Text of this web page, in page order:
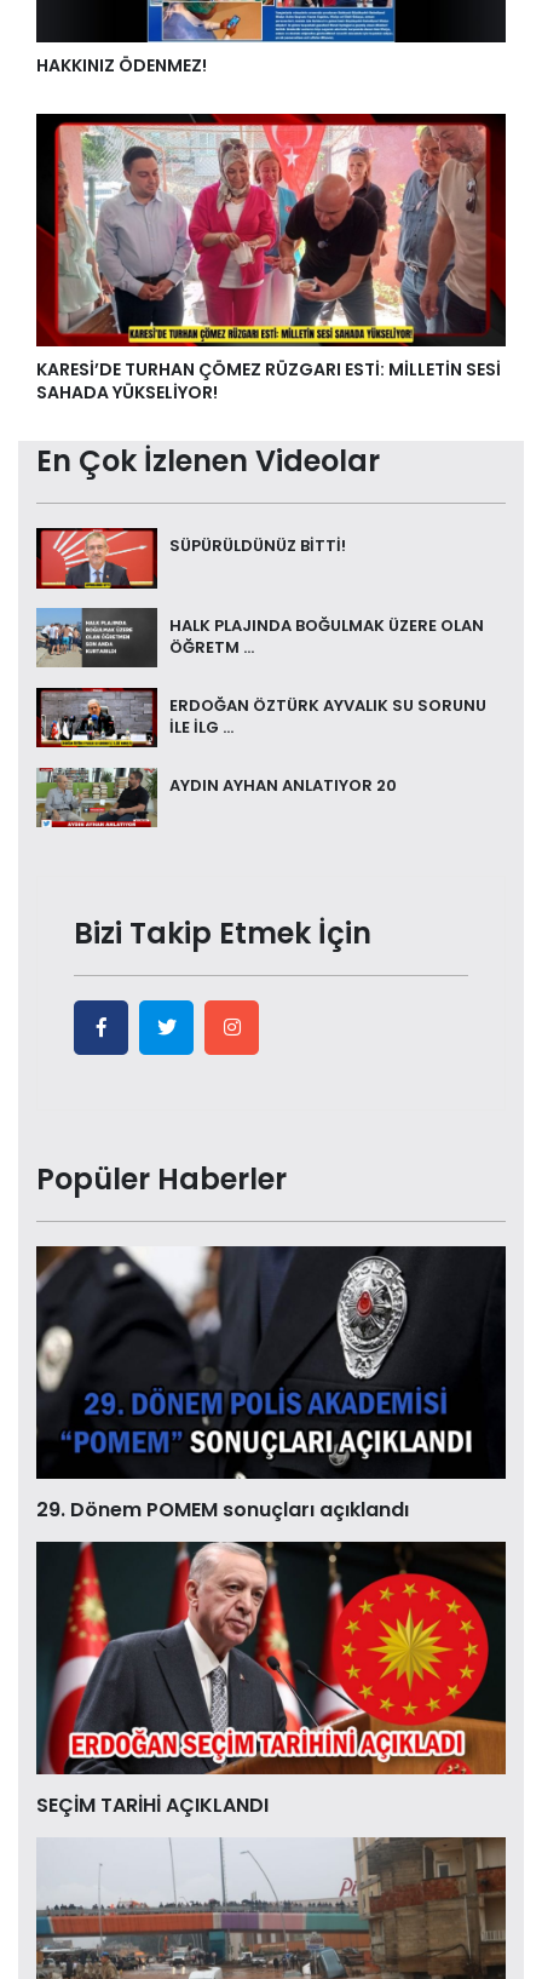
HAKKINIZ ÖDENMEZ!
KARESİ’DE TURHAN ÇÖMEZ RÜZGARI ESTİ: MİLLETİN SESİ
SAHADA YÜKSELİYOR!
En Çok İzlenen Videolar
SÜPÜRÜLDÜNÜZ BİTTİ!
HALK PLAJINDA BOĞULMAK ÜZERE OLAN
ÖĞRETM ...
ERDOĞAN ÖZTÜRK AYVALIK SU SORUNU
İLE İLG ...
AYDIN AYHAN ANLATIYOR 20
Bizi Takip Etmek İçin
Popüler Haberler
29. Dönem POMEM sonuçları açıklandı
SEÇİM TARİHİ AÇIKLANDI